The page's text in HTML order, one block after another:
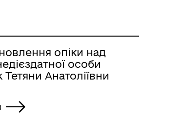
опіки над
особи
Анатоліївни